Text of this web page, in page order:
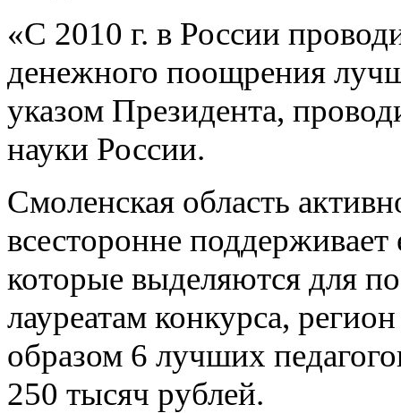
«С 2010 г. в России
денежного поощрения
указом Президента,
науки России.
Смоленская область
всесторонне
которые выделяются для
лауреатам конкурса,
образом 6 лучших
250 тысяч рублей.